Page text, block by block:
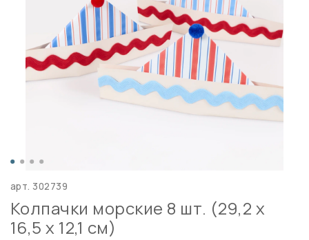
арт. 302739
Колпачки морские 8 шт. (29,2 x
16,5 x 12,1 см)